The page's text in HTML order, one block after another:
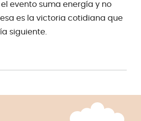
evento suma energía y no
es la victoria cotidiana que
siguiente.